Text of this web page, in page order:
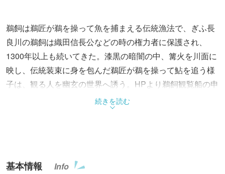
鵜飼は鵜匠が鵜を操って魚を捕まえる伝統漁法で、ぎふ長
良川の鵜飼は織田信長公などの時の権力者に保護され、
1300年以上も続いてきた。漆黒の暗闇の中、篝火を川面に
映し、伝統装束に身を包んだ鵜匠が鵜を操って鮎を追う様
子は、観る人を幽玄の世界へ誘う。HPより鵜飼観覧船の申
し込みができる。観覧船に乗船の際に、飲み物や食べ物を
持込むと風情ある雰囲気の中で、食事が楽しめる。
続きを読む
基本情報 Info